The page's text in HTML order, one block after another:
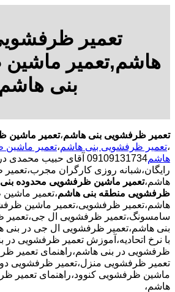
تعمیر
هاشم,تعمیر
بنی هاشم
تعمیر ظرفشویی بنی هاشم،تعمیر ماشین
،تعمیر ظرفشویی بنی هاشم،تعمیر
هاشم
09109131734 آقای حبیب
رایگان،شبانه روزی کارگران
هاشم،تعمیر ماشین ظرفشویی محدوده
ظرفشویی منطقه بنی هاشم،تعمیر
هاشم،تعمیر ظرفشویی،تعمیر ماشین
سامسونگ،تعمیر ظرفشویی ال
بنی هاشم،تعمیر ظرفشویی ال جی در بنی
با نرخ اتحادیه،آموزش تعمیر ظرفشویی در
ظرفشویی در بنی هاشم،راهنمای تعمیر
تعمیر ظرفشویی منزل،تعمیر ظرفشویی
ماشین ظرفشویی کنوود،راهنمای تعمیر
هاشم،